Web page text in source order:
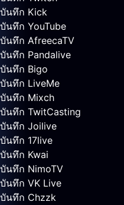
บันทึก Kick
บันทึก YouTube
บันทึก AfreecaTV
บันทึก Pandalive
บันทึก Bigo
บันทึก LiveMe
บันทึก Mixch
บันทึก TwitCasting
บันทึก Joilive
บันทึก 17live
บันทึก Kwai
บันทึก NimoTV
บันทึก VK Live
บันทึก Chzzk